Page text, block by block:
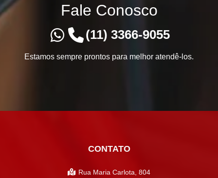
Fale Conosco
(11) 3366-9055
Estamos sempre prontos para melhor atendê-los.
CONTATO
Rua Maria Carlota, 804